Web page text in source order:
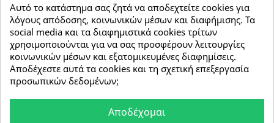
NEWSLETTER
Εγγραφείτε δωρεάν και θα είστε οι πρώτοι που θα
λάβετε τα νέα μας γύρω από προσφορές, εκπτώσεις
και νέα προϊόντα.
Αυτό το κατάστημα σας ζητά να αποδεχτείτε cookies για
λόγους απόδοσης, κοινωνικών μέσων και διαφήμισης. Τα
social media και τα διαφημιστικά cookies τρίτων
χρησιμοποιούνται για να σας προσφέρουν λειτουργίες
κοινωνικών μέσων και εξατομικευμένες διαφημίσεις.
Αποδέχεστε αυτά τα cookies και τη σχετική επεξεργασία
προσωπικών δεδομένων;
Αποδέχομαι